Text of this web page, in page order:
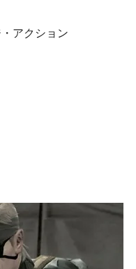
アクション